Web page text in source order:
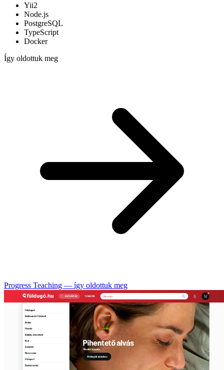
Yii2
Node.js
PostgreSQL
TypeScript
Docker
Így oldottuk meg
Progress Teaching — így oldottuk meg